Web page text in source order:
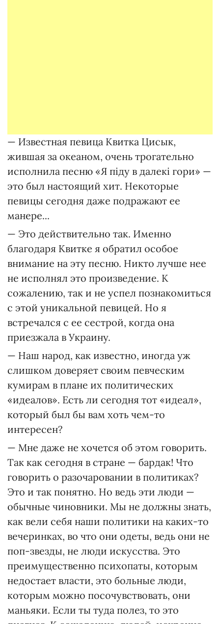
— Известная певица Квитка Цисык,
жившая за океаном, очень трогательно
исполнила песню «Я піду в далекі гори» —
это был настоящий хит. Некоторые
певицы сегодня даже подражают ее
манере...
— Это действительно так. Именно
благодаря Квитке я обратил особое
внимание на эту песню. Никто лучше нее
не исполнял это произведение. К
сожалению, так и не успел познакомиться
с этой уникальной певицей. Но я
встречался с ее сестрой, когда она
приезжала в Украину.
— Наш народ, как известно, иногда уж
слишком доверяет своим певческим
кумирам в плане их политических
«идеалов». Есть ли сегодня тот «идеал»,
который был бы вам хоть чем-то
интересен?
— Мне даже не хочется об этом говорить.
Так как сегодня в стране — бардак! Что
говорить о разочаровании в политиках?
Это и так понятно. Но ведь эти люди —
обычные чиновники. Мы не должны знать,
как вели себя наши политики на каких-то
вечеринках, во что они одеты, ведь они не
поп-звезды, не люди искусства. Это
преимущественно психопаты, которым
недостает власти, это больные люди,
которым можно посочувствовать, они
маньяки. Если ты туда полез, то это